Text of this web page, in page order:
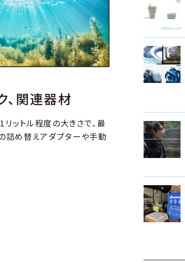
関連器材
ットル程度の大きさで、最
詰め替えアダプターや手動